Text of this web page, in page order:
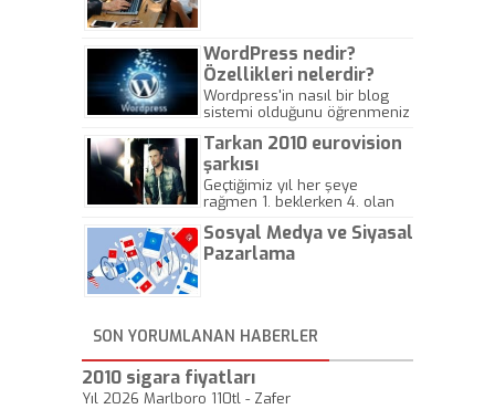
WordPress nedir?
Özellikleri nelerdir?
Wordpress'in nasıl bir blog
sistemi olduğunu öğrenmeniz
Tarkan 2010 eurovision
şarkısı
Geçtiğimiz yıl her şeye
rağmen 1. beklerken 4. olan
gösterisinin bu yarışmada
önemli olmadığını anlamıştır.
Sosyal Medya ve Siyasal
Pazarlama
SON YORUMLANAN HABERLER
2010 sigara fiyatları
Yıl 2026 Marlboro 110tl - Zafer